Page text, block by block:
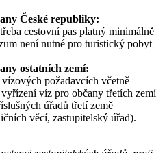
České republiky:
cestovní pas platný minimálně
není nutné pro turistický pobyt
ostatních zemí:
požadavcích včetně
víz pro občany třetích zemí
úřadů třetí země
věcí, zastupitelský úřad).